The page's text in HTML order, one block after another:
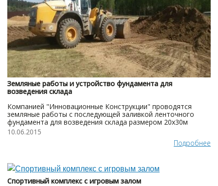
Земляные работы и устройство фундамента для
возведения склада
Компанией "Инновационные Конструкции" проводятся
земляные работы с последующей заливкой ленточного
фундамента для возведения склада размером 20x30м
10.06.2015
Подробнее
Спортивный комплекс с игровым залом